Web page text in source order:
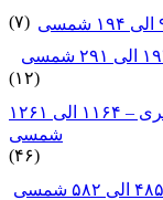
(۷)
(۱۲)
قرن سیزده هجری – ۱۱۶۴ الی ۱۲۶۱
شمسی
(۴۶)